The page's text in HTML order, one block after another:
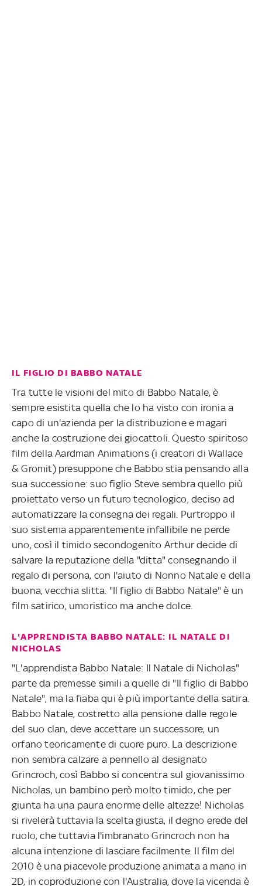
IL FIGLIO DI BABBO NATALE
Tra tutte le visioni del mito di Babbo Natale, è
sempre esistita quella che lo ha visto con ironia a
capo di un'azienda per la distribuzione e magari
anche la costruzione dei giocattoli. Questo spiritoso
film della Aardman Animations (i creatori di Wallace
& Gromit) presuppone che Babbo stia pensando alla
sua successione: suo figlio Steve sembra quello più
proiettato verso un futuro tecnologico, deciso ad
automatizzare la consegna dei regali. Purtroppo il
suo sistema apparentemente infallibile ne perde
uno, così il timido secondogenito Arthur decide di
salvare la reputazione della "ditta" consegnando il
regalo di persona, con l'aiuto di Nonno Natale e della
buona, vecchia slitta. "Il figlio di Babbo Natale" è un
film satirico, umoristico ma anche dolce.
L'APPRENDISTA BABBO NATALE: IL NATALE DI
NICHOLAS
"L'apprendista Babbo Natale: Il Natale di Nicholas"
parte da premesse simili a quelle di "Il figlio di Babbo
Natale", ma la fiaba qui è più importante della satira.
Babbo Natale, costretto alla pensione dalle regole
del suo clan, deve accettare un successore, un
orfano teoricamente di cuore puro. La descrizione
non sembra calzare a pennello al designato
Grincroch, così Babbo si concentra sul giovanissimo
Nicholas, un bambino però molto timido, che per
giunta ha una paura enorme delle altezze! Nicholas
si rivelerà tuttavia la scelta giusta, il degno erede del
ruolo, che tuttavia l'imbranato Grincroch non ha
alcuna intenzione di lasciare facilmente. Il film del
2010 è una piacevole produzione animata a mano in
2D, in coproduzione con l'Australia, dove la vicenda è